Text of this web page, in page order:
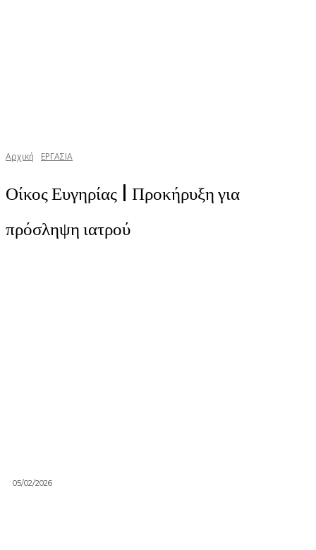
Αρχική ΕΡΓΑΣΙΑ
Οίκος Ευγηρίας | Προκήρυξη για
πρόσληψη ιατρού
05/02/2026